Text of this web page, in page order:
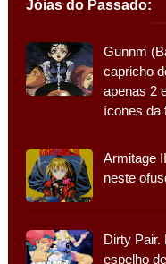
Jóias do Passado:
Gunnm
capricho
apenas 2
ícones da
Armitage
neste
Dirty Pair.
espelho